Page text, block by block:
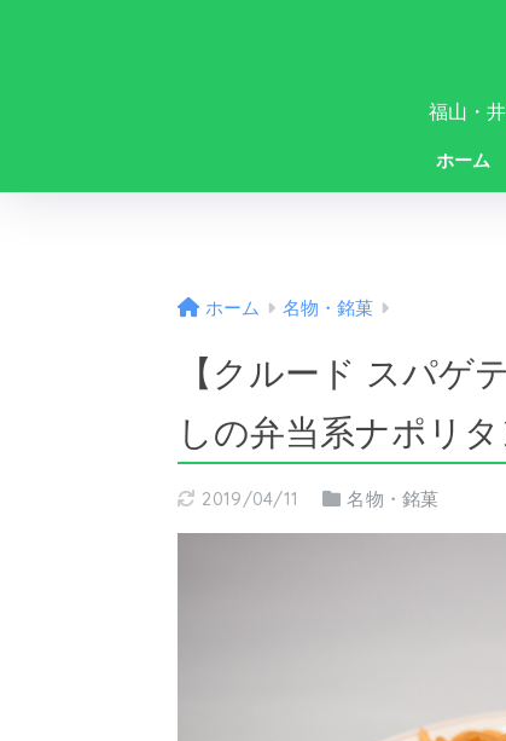
福山・
ホーム
ホーム 名物・銘菓
【クルード スパゲ
しの弁当系ナポリ
2019/04/11 名物・銘菓